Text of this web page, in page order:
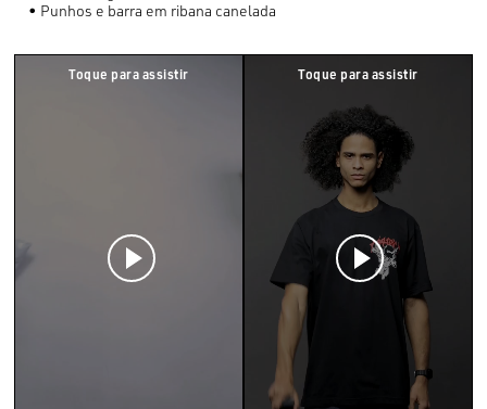
• Punhos e barra em ribana canelada